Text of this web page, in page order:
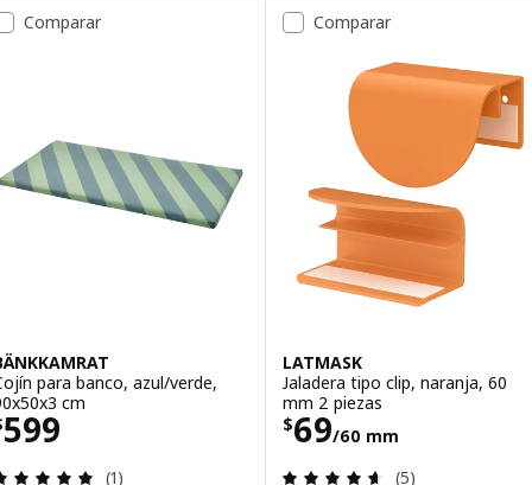
Comparar
para banco, azul/verde,
cm
599 $ 599
Revisa: 5 de 5 estrellas. Total opiniones:
(1)
Comparar
LATMASK
Jaladera tipo clip, naranja, 60
mm 2 piezas
$69/60 mm
Precio $ 69/60
Revisa: 4.6 de
(5)